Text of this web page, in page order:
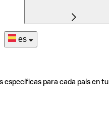
es
específicas para cada país en tu